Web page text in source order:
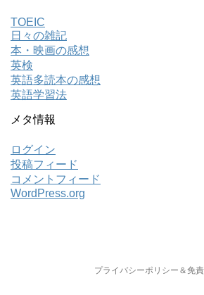
TOEIC
日々の雑記
本・映画の感想
英検
英語多読本の感想
英語学習法
メタ情報
ログイン
投稿フィード
コメントフィード
WordPress.org
プライバシーポリシー＆免